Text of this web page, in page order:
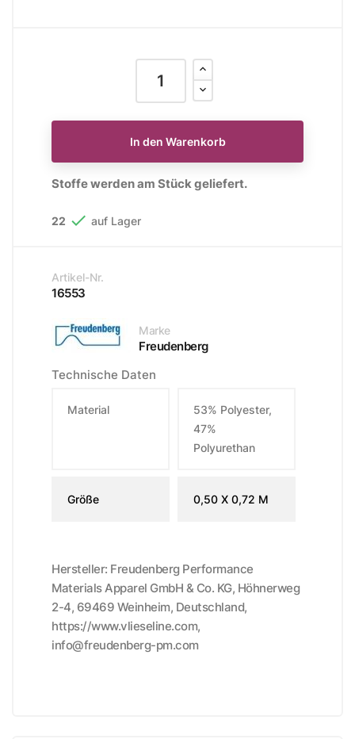
In den Warenkorb
Stoffe werden am Stück geliefert.
22  auf Lager
Artikel-Nr.
16553
Marke
Freudenberg
Technische Daten
Material
53% Polyester,
47%
Polyurethan
Größe 0,50 X 0,72 M
Hersteller: Freudenberg Performance
Materials Apparel GmbH & Co. KG, Höhnerweg
2-4, 69469 Weinheim, Deutschland,
https://www.vlieseline.com,
info@freudenberg-pm.com